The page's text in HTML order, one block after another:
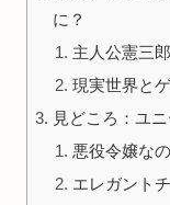
に？
主人公憲三
現実世界と
見どころ：ユ
悪役令嬢な
エレガント